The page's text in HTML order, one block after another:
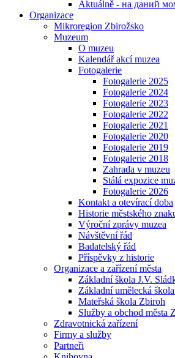
Aktuálně - на даний
Organizace
Mikroregion Zbirožsko
Muzeum
O muzeu
Kalendář akcí muzea
Fotogalerie
Fotogalerie 2025
Fotogalerie 2024
Fotogalerie 2023
Fotogalerie 2022
Fotogalerie 2021
Fotogalerie 2020
Fotogalerie 2019
Fotogalerie 2018
Zahrada v muzeu
Stálá expozice
Fotogalerie 2026
Kontakt a otevírací doba
Historie městského
Výroční zprávy muzea
Návštěvní řád
Badatelský řád
Příspěvky z historie
Organizace a zařízení města
Základní škola J.V.
Základní umělecká
Mateřská škola Zbiroh
Služby a obchod města
Zdravotnická zařízení
Firmy a služby
Partneři